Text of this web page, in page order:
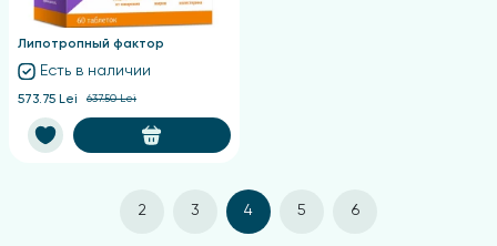
Липотропный фактор
Есть в наличии
573.75 Lei 637.50 Lei
2 3 4 5 6